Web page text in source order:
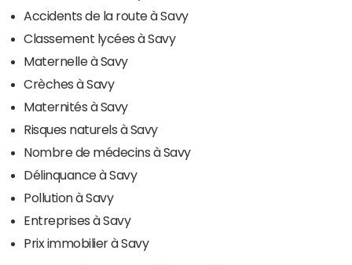
Accidents de la route à Savy
Classement lycées à Savy
Maternelle à Savy
Crèches à Savy
Maternités à Savy
Risques naturels à Savy
Nombre de médecins à Savy
Délinquance à Savy
Pollution à Savy
Entreprises à Savy
Prix immobilier à Savy